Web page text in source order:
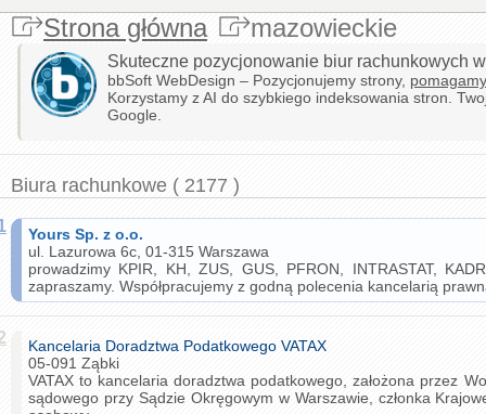
Strona główna mazowieckie
Skuteczne pozycjonowanie biur rachunkowych
bbSoft WebDesign – Pozycjonujemy strony,
Korzystamy z AI do szybkiego indeksowania stron.
Google.
Biura rachunkowe ( 2177 )
Yours Sp. z o.o.
ul. Lazurowa 6c, 01-315 Warszawa
prowadzimy KPIR, KH, ZUS, GUS, PFRON, INTRASTAT,
zapraszamy. Współpracujemy z godną polecenia kancelarią
Kancelaria Doradztwa Podatkowego VATAX
05-091 Ząbki
VATAX to kancelaria doradztwa podatkowego, założona przez
sądowego przy Sądzie Okręgowym w Warszawie, członka